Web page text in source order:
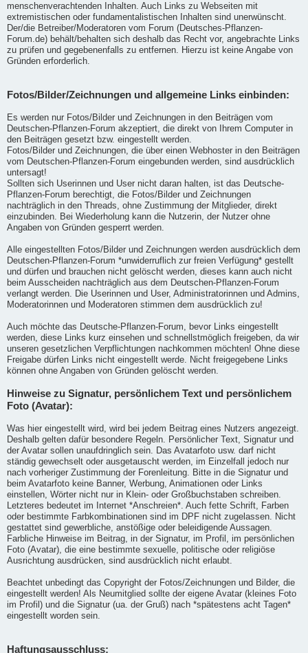
menschenverachtenden Inhalten. Auch Links zu Webseiten mit
extremistischen oder fundamentalistischen Inhalten sind unerwünscht.
Der/die Betreiber/Moderatoren vom Forum (Deutsches-Pflanzen-
Forum.de) behält/behalten sich deshalb das Recht vor, angebrachte Links
zu prüfen und gegebenenfalls zu entfernen. Hierzu ist keine Angabe von
Gründen erforderlich.
Fotos/Bilder/Zeichnungen und allgemeine Links einbinden:
Es werden nur Fotos/Bilder und Zeichnungen in den Beiträgen vom
Deutschen-Pflanzen-Forum akzeptiert, die direkt von Ihrem Computer in
den Beiträgen gesetzt bzw. eingestellt werden.
Fotos/Bilder und Zeichnungen, die über einen Webhoster in den Beiträgen
vom Deutschen-Pflanzen-Forum eingebunden werden, sind ausdrücklich
untersagt!
Sollten sich Userinnen und User nicht daran halten, ist das Deutsche-
Pflanzen-Forum berechtigt, die Fotos/Bilder und Zeichnungen
nachträglich in den Threads, ohne Zustimmung der Mitglieder, direkt
einzubinden. Bei Wiederholung kann die Nutzerin, der Nutzer ohne
Angaben von Gründen gesperrt werden.
Alle eingestellten Fotos/Bilder und Zeichnungen werden ausdrücklich dem
Deutschen-Pflanzen-Forum *unwiderruflich zur freien Verfügung* gestellt
und dürfen und brauchen nicht gelöscht werden, dieses kann auch nicht
beim Ausscheiden nachträglich aus dem Deutschen-Pflanzen-Forum
verlangt werden. Die Userinnen und User, Administratorinnen und Admins,
Moderatorinnen und Moderatoren stimmen dem ausdrücklich zu!
Auch möchte das Deutsche-Pflanzen-Forum, bevor Links eingestellt
werden, diese Links kurz einsehen und schnellstmöglich freigeben, da wir
unseren gesetzlichen Verpflichtungen nachkommen möchten! Ohne diese
Freigabe dürfen Links nicht eingestellt werde. Nicht freigegebene Links
können ohne Angaben von Gründen gelöscht werden.
Hinweise zu Signatur, persönlichem Text und persönlichem
Foto (Avatar):
Was hier eingestellt wird, wird bei jedem Beitrag eines Nutzers angezeigt.
Deshalb gelten dafür besondere Regeln. Persönlicher Text, Signatur und
der Avatar sollen unaufdringlich sein. Das Avatarfoto usw. darf nicht
ständig gewechselt oder ausgetauscht werden, im Einzelfall jedoch nur
nach vorheriger Zustimmung der Forenleitung. Bitte in die Signatur und
beim Avatarfoto keine Banner, Werbung, Animationen oder Links
einstellen, Wörter nicht nur in Klein- oder Großbuchstaben schreiben.
Letzteres bedeutet im Internet *Anschreien*. Auch fette Schrift, Farben
oder bestimmte Farbkombinationen sind im DPF nicht zugelassen. Nicht
gestattet sind gewerbliche, anstößige oder beleidigende Aussagen.
Farbliche Hinweise im Beitrag, in der Signatur, im Profil, im persönlichen
Foto (Avatar), die eine bestimmte sexuelle, politische oder religiöse
Ausrichtung ausdrücken, sind ausdrücklich nicht erlaubt.
Beachtet unbedingt das Copyright der Fotos/Zeichnungen und Bilder, die
eingestellt werden! Als Neumitglied sollte der eigene Avatar (kleines Foto
im Profil) und die Signatur (ua. der Gruß) nach *spätestens acht Tagen*
eingestellt worden sein.
Haftungsausschluss: